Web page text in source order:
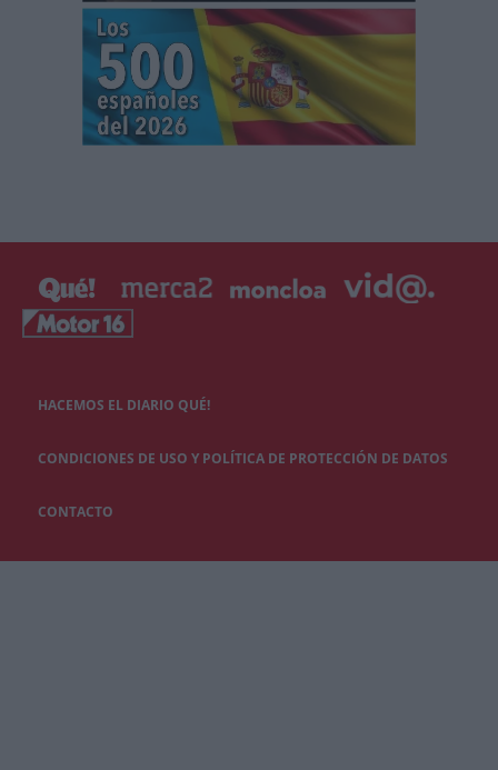
HACEMOS EL DIARIO QUÉ!
CONDICIONES DE USO Y POLÍTICA DE PROTECCIÓN DE DATOS
CONTACTO